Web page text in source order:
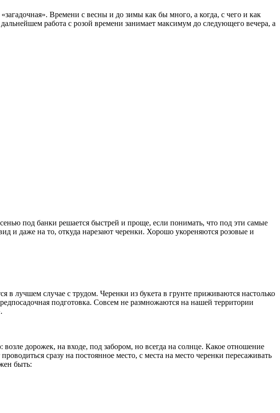
Времени с весны и до зимы как бы много, а когда, с чего и как
работа с розой времени занимает максимум до следующего вечера, а
под банки решается быстрей и проще, если понимать, что под эти самые
и даже на то, откуда нарезают черенки. Хорошо укореняются розовые и
в лучшем случае с трудом. Черенки из букета в грунте приживаются настолько
подготовка. Совсем не размножаются на нашей территории
дорожек, на входе, под забором, но всегда на солнце. Какое отношение
сразу на постоянное место, с места на место черенки пересаживать
быть: